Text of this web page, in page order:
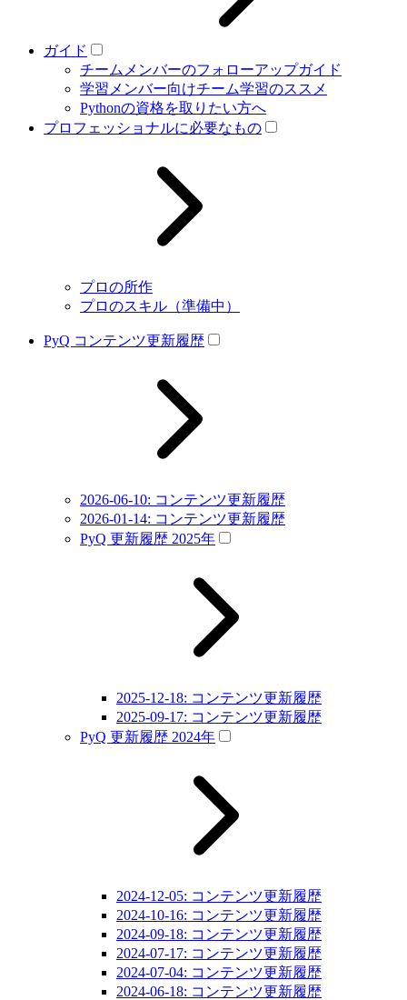
ガイド
チームメンバーのフォローアップガイド
学習メンバー向けチーム学習のススメ
Pythonの資格を取りたい方へ
プロフェッショナルに必要なもの
プロの所作
プロのスキル（準備中）
PyQ コンテンツ更新履歴
2026-06-10: コンテンツ更新履歴
2026-01-14: コンテンツ更新履歴
PyQ 更新履歴 2025年
2025-12-18: コンテンツ更新履歴
2025-09-17: コンテンツ更新履歴
PyQ 更新履歴 2024年
2024-12-05: コンテンツ更新履歴
2024-10-16: コンテンツ更新履歴
2024-09-18: コンテンツ更新履歴
2024-07-17: コンテンツ更新履歴
2024-07-04: コンテンツ更新履歴
2024-06-18: コンテンツ更新履歴